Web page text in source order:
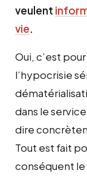
veulent
vie.
Oui, c’est
l’hypocrisie
dans le
dire
Tout est fait
conséquent le